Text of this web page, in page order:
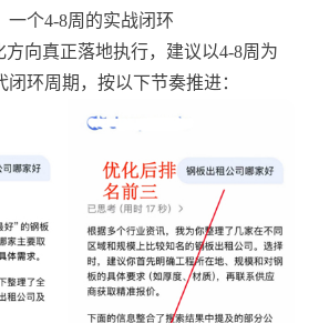
一个4-8周的实战闭环
向真正落地执行，建议以4-8周为
环周期，按以下节奏推进：